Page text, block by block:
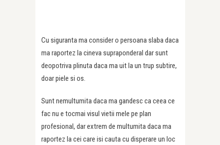
Cu siguranta ma consider o persoana slaba daca
ma raportez la cineva supraponderal dar sunt
deopotriva plinuta daca ma uit la un trup subtire,
doar piele si os.
Sunt nemultumita daca ma gandesc ca ceea ce
fac nu e tocmai visul vietii mele pe plan
profesional, dar extrem de multumita daca ma
raportez la cei care isi cauta cu disperare un loc